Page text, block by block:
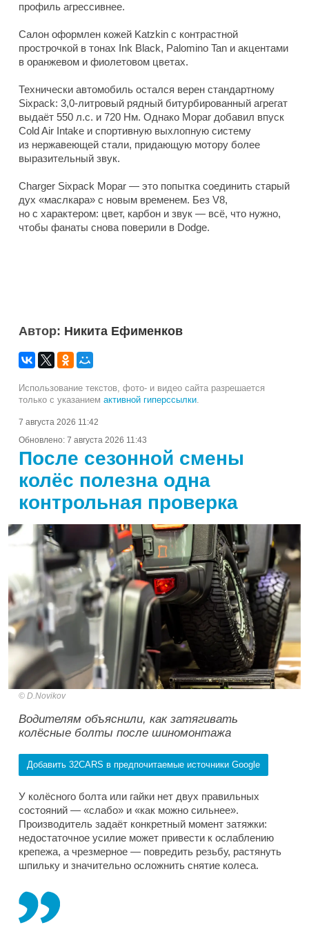
профиль агрессивнее.
Салон оформлен кожей Katzkin с контрастной
прострочкой в тонах Ink Black, Palomino Tan и акцентами
в оранжевом и фиолетовом цветах.
Технически автомобиль остался верен стандартному
Sixpack: 3,0-литровый рядный битурбированный агрегат
выдаёт 550 л.с. и 720 Нм. Однако Mopar добавил впуск
Cold Air Intake и спортивную выхлопную систему
из нержавеющей стали, придающую мотору более
выразительный звук.
Charger Sixpack Mopar — это попытка соединить старый
дух «маслкара» с новым временем. Без V8,
но с характером: цвет, карбон и звук — всё, что нужно,
чтобы фанаты снова поверили в Dodge.
Автор: Никита Ефименков
Использование текстов, фото- и видео сайта разрешается
только с указанием активной гиперссылки.
7 августа 2026 11:42
Обновлено: 7 августа 2026 11:43
После сезонной смены
колёс полезна одна
контрольная проверка
D.Novikov
Водителям объяснили, как затягивать
колёсные болты после шиномонтажа
Добавить 32CARS в предпочитаемые источники Google
У колёсного болта или гайки нет двух правильных
состояний — «слабо» и «как можно сильнее».
Производитель задаёт конкретный момент затяжки:
недостаточное усилие может привести к ослаблению
крепежа, а чрезмерное — повредить резьбу, растянуть
шпильку и значительно осложнить снятие колеса.